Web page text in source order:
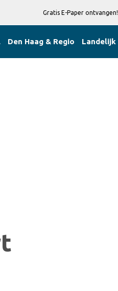
Gratis E-Paper ontvangen!
Den Haag & Regio Landelijk